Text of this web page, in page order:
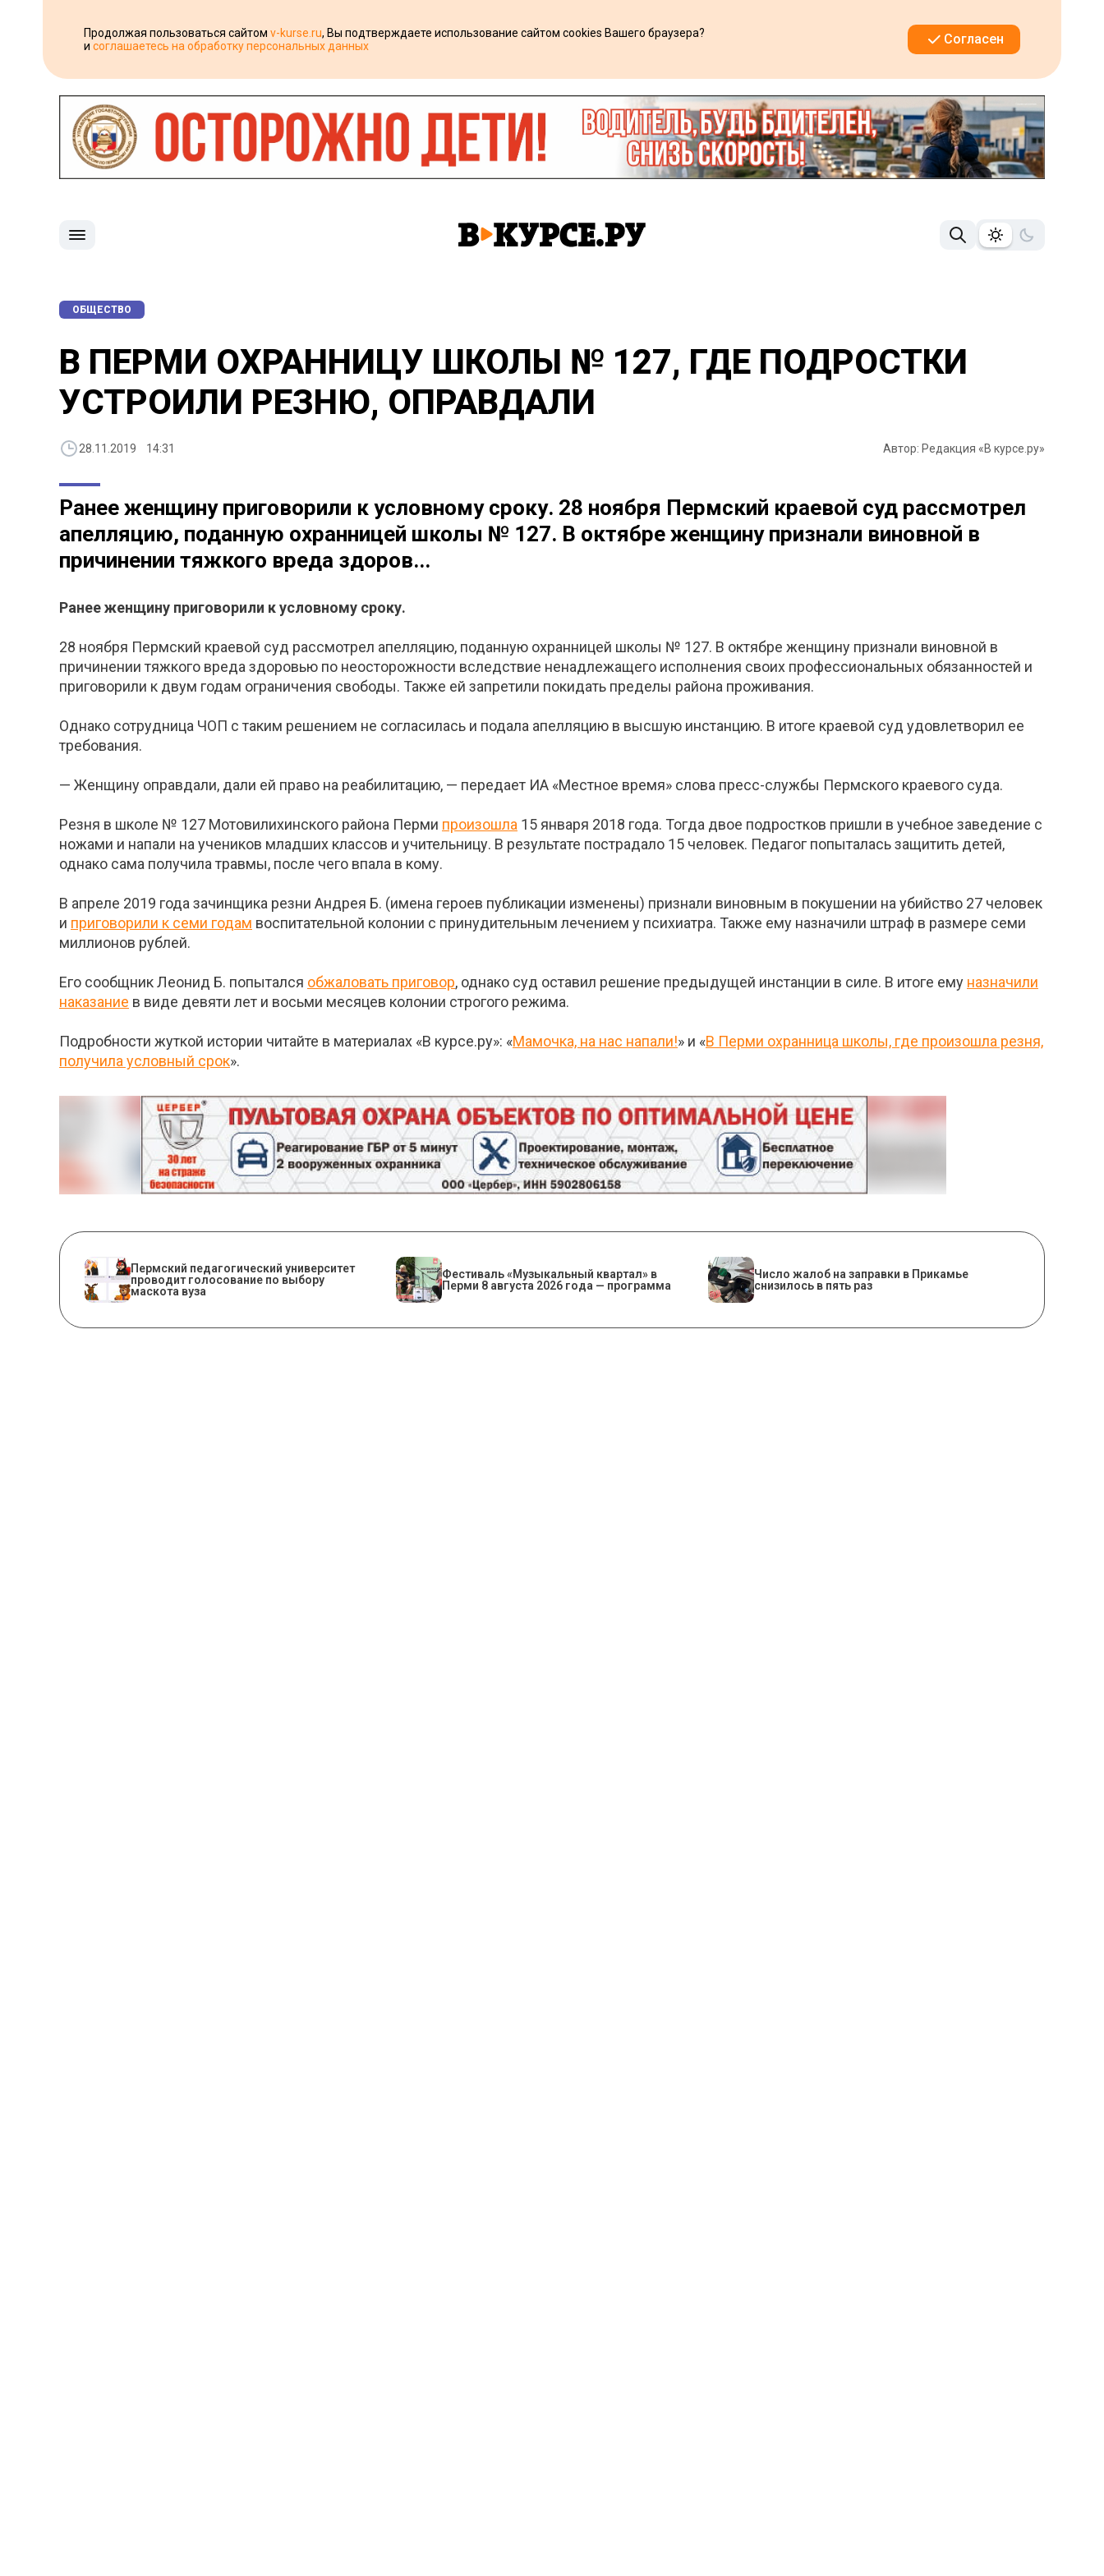
Продолжая пользоваться сайтом v-kurse.ru, Вы подтверждаете использование сайтом cookies Вашего браузера?
и соглашаетесь на обработку персональных данных Согласен
ОБЩЕСТВО
В ПЕРМИ ОХРАННИЦУ ШКОЛЫ № 127, ГДЕ ПОДРОСТКИ
УСТРОИЛИ РЕЗНЮ, ОПРАВДАЛИ
28.11.2019 14:31 Автор: Редакция «В курсе.ру»
Ранее женщину приговорили к условному сроку. 28 ноября Пермский краевой суд рассмотрел
апелляцию, поданную охранницей школы № 127. В октябре женщину признали виновной в
причинении тяжкого вреда здоров...
Ранее женщину приговорили к условному сроку.
28 ноября Пермский краевой суд рассмотрел апелляцию, поданную охранницей школы № 127. В октябре женщину признали виновной в
причинении тяжкого вреда здоровью по неосторожности вследствие ненадлежащего исполнения своих профессиональных обязанностей и
приговорили к двум годам ограничения свободы. Также ей запретили покидать пределы района проживания.
Однако сотрудница ЧОП с таким решением не согласилась и подала апелляцию в высшую инстанцию. В итоге краевой суд удовлетворил ее
требования.
— Женщину оправдали, дали ей право на реабилитацию, — передает ИА «Местное время» слова пресс-службы Пермского краевого суда.
Резня в школе № 127 Мотовилихинского района Перми произошла 15 января 2018 года. Тогда двое подростков пришли в учебное заведение с
ножами и напали на учеников младших классов и учительницу. В результате пострадало 15 человек. Педагог попыталась защитить детей,
однако сама получила травмы, после чего впала в кому.
В апреле 2019 года зачинщика резни Андрея Б. (имена героев публикации изменены) признали виновным в покушении на убийство 27 человек
и приговорили к семи годам воспитательной колонии с принудительным лечением у психиатра. Также ему назначили штраф в размере семи
миллионов рублей.
Его сообщник Леонид Б. попытался обжаловать приговор, однако суд оставил решение предыдущей инстанции в силе. В итоге ему назначили
наказание в виде девяти лет и восьми месяцев колонии строгого режима.
Подробности жуткой истории читайте в материалах «В курсе.ру»: «Мамочка, на нас напали!» и «В Перми охранница школы, где произошла резня,
получила условный срок».
Пермский педагогический университет
проводит голосование по выбору
маскота вуза
Фестиваль «Музыкальный квартал» в
Перми 8 августа 2026 года — программа
Число жалоб на заправки в Прикамье
снизилось в пять раз